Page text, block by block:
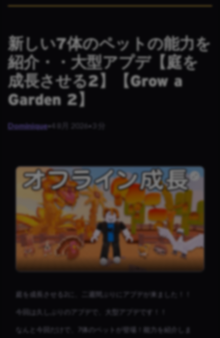
新しい7体のペットの能力を
紹介・・大型アプデ【庭を
成長させる2】【Grow a
Garden 2】
Dominique·4 8月 2026 ·
庭を成長させる2に、二週間ぶりにアプデが来ました！！
今回は久しぶりのアプデで、大型アプデです！！
なんと今回だけで、7体のペットが登場！能力を紹介しま